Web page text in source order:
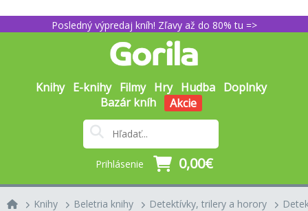
Posledný výpredaj kníh! Zľavy až do 80% tu =>
Knihy E-knihy Filmy Hry Hudba Doplnky
Bazár kníh
Akcie
Prihlásenie 0,00€
Knihy Beletria knihy Detektívky, trilery a horory